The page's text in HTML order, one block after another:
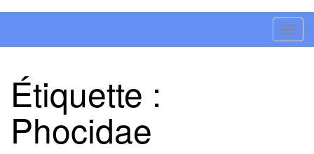
T
o
Étiquette :
Phocidae